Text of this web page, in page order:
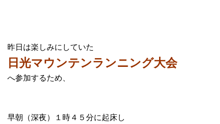
昨日は楽しみにしていた
日光マウンテンランニング大会
へ参加するため、
早朝（深夜）１時４５分に起床し